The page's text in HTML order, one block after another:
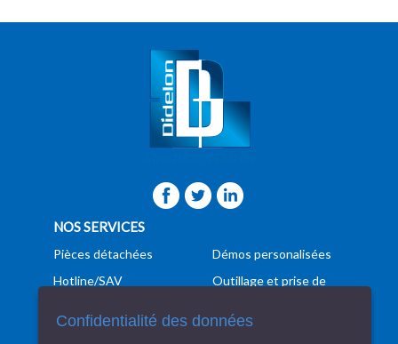
NOS SERVICES
Pièces détachées
Hotline/SAV
Démos personalisées
Outillage et prise de
Programmation
Confidentialité des données